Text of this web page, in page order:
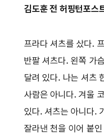
김도훈 전 허핑턴포스
프라다 셔츠를 샀다.
반팔 셔츠다. 왼쪽 가
달려 있다. 나는 셔츠
사람은 아니다. 겨울
있다. 셔츠는 아니다.
잘라낸 천을 이어 붙